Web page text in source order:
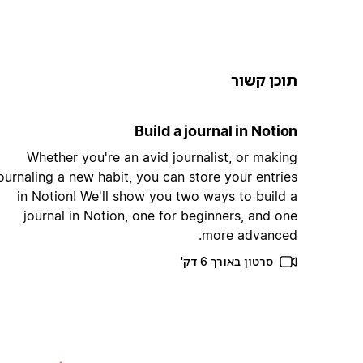
תוכן קשור
Build a journal in Notion
Whether you're an avid journalist, or making
a new habit, you can store your entries
in Notion! We'll show you two ways to build a
journal in Notion, one for beginners, and one
more advanced.
סרטון באורך 6 דק'